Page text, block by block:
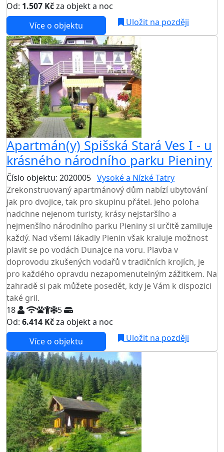
Od: 1.507 Kčza objekt a noc
Více o objektu
Uložit na později
Apartmán(y) Spišská Stará Ves I - u
krásného národního parku Pieniny
Číslo objektu: 2020005 Vysoké a Nízké Tatry
Zrekonstruovaný apartmánový dům nabízí ubytování
jak pro dvojice, tak pro skupinu přátel. Jeho poloha
nadchne nejenom turisty, krásy nejstaršího a
nejmenšího národního parku Pieniny si určitě zamiluje
každý. Nad všemi lákadly Pienin však kraluje možnost
plavit se po vodách Dunajce na voru. Plavba v
doprovodu zkušených vodařů v tradičních krojích, je
pro každého opravdu nezapomenutelným zážitkem. Na
zahradě si pak můžete posedět, kdy je Vám k dispozici
také gril.
18
5
Od: 6.414 Kčza objekt a noc
Více o objektu
Uložit na později